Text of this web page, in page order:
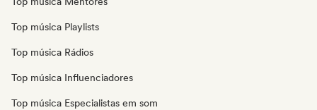
Top música Playlists
Top música Rádios
Top música Influenciadores
Top música Especialistas em som